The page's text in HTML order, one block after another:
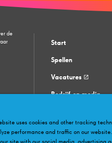
de
Start
Spellen
Vacatures
Bedrijf en media
Community
uses cookies and other tracking
performance and traffic on our